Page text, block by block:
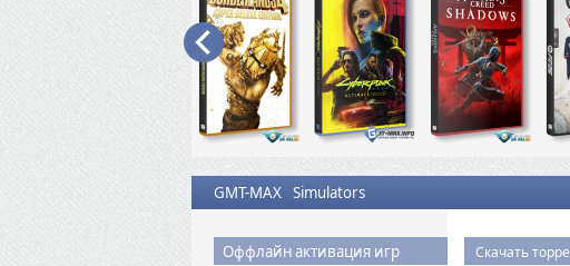
GMT-MAX Simulators
Оффлайн активация игр
Скачать